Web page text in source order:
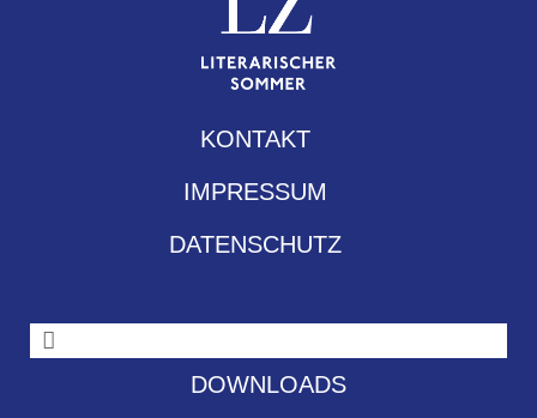
KONTAKT
IMPRESSUM
DATENSCHUTZ
DOWNLOADS